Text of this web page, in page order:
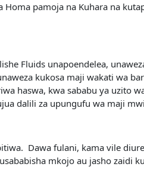
pamoja na Kuhara na
Fluids unapoendelea,
kukosa maji wakati wa
haswa, kwa sababu ya uzito
dalili za upungufu wa maji
Dawa fulani, kama vile
mkojo au jasho zaidi